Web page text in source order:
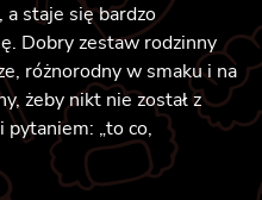
staje się bardzo
Dobry zestaw rodzinny
różnorodny w smaku i na
żeby nikt nie został z
pytaniem: „to co,